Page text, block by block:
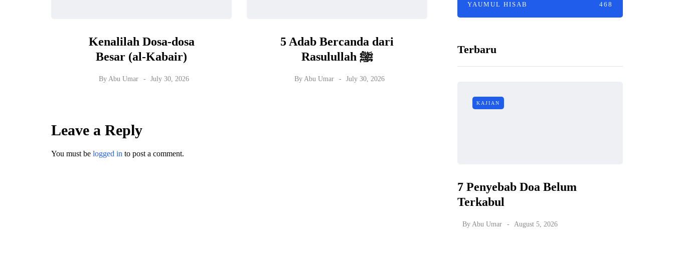
Kenalilah Dosa-dosa
Besar (al-Kabair)
By Abu Umar July 30, 2026
5 Adab Bercanda dari
Rasulullah ﷺ
By Abu Umar July 30, 2026
Leave a Reply
You must be logged in to post a comment.
YAUMUL HISAB 468
Terbaru
KAJIAN
7 Penyebab Doa Belum
Terkabul
By Abu Umar August 5, 2026